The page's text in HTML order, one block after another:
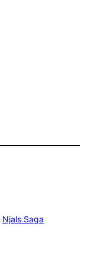
Njals Saga